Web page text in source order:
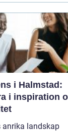
i Halmstad:
i inspiration
anrika landskap